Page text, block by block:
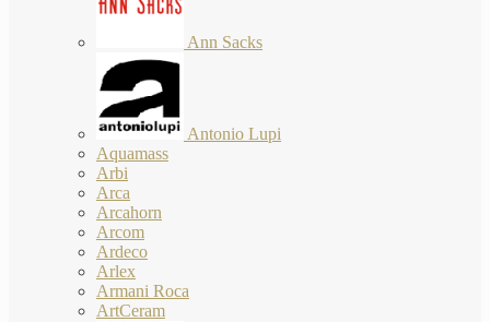
Ann Sacks
Antonio Lupi
Aquamass
Arbi
Arca
Arcahorn
Arcom
Ardeco
Arlex
Armani Roca
ArtCeram